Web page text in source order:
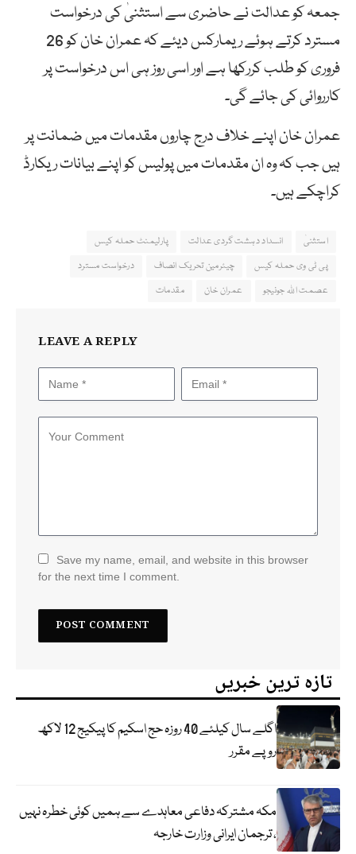
جمعہ کو عدالت نے حاضری سے استثنیٰ کی درخواست
مسترد کرتے ہوئے ریمارکس دیئے کہ عمران خان کو 26
فروری کو طلب کررکھا ہے اور اسی روز ہی اس درخواست پر
کارروائی کی جائے گی۔
عمران خان اپنے خلاف درج چاروں مقدمات میں ضمانت پر
ہیں جب کہ وہ ان مقدمات میں پولیس کو اپنے بیانات ریکارڈ
کراچکے ہیں۔
استثنیٰ انسداد دہشت گردی عدالت
پارلیمنٹ حملہ کیس
پی ٹی وی حملہ کیس
چیئرمین تحریک انصاف
درخواست مسترد
عصمت اللہ جونیجو
عمران خان مقدمات
LEAVE A REPLY
Save my name, email, and website in this browser
for the next time I comment.
تازہ ترین خبریں
اگلے سال کیلئے 40 روزہ حج اسکیم کا پیکیج 12 لاکھ
روپے مقرر
مکہ مشترکہ دفاعی معاہدے سے ہمیں کوئی خطرہ نہیں
، ترجمان ایرانی وزارت خارجہ